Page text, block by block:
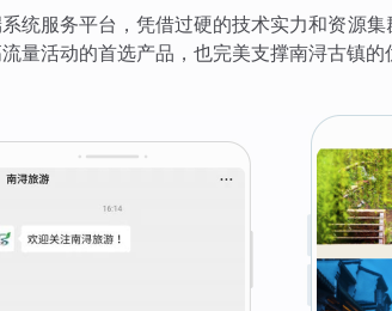
统服务平台，凭借过硬的技术实力和资源
量活动的首选产品，也完美支撑南浔古镇的